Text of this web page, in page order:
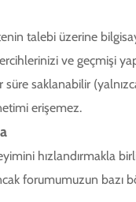
talebi üzerine
ve geçmişi
süre saklanabilir
erişemez.
hızlandırmakla
forumumuzun bazı